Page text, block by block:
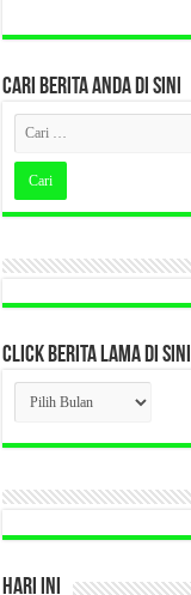
CARI BERITA ANDA DI SINI
CLICK BERITA LAMA DI SINI
CLICK
BERITA
LAMA
DI
HARI INI